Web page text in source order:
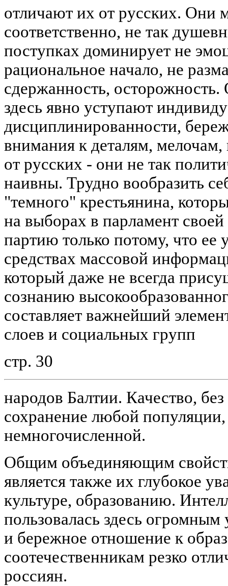
отличают их от русских. Они
соответственно, не так
поступках доминирует не
рациональное начало, не
сдержанность,
здесь явно уступают
дисциплинированности,
внимания к деталям, мелочам,
от русских - они не так
наивны. Трудно вообразить
"темного" крестьянина,
на выборах в парламент
партию только потому, что ее
средствах массовой
который даже не всегда
сознанию
составляет важнейший
слоев и социальных групп
стр. 30
народов Балтии. Качество,
сохранение любой
немногочисленной.
Общим объединяющим
является также их глубокое
культуре, образованию.
пользовалась здесь
и бережное отношение к
соотечественникам резко
россиян.